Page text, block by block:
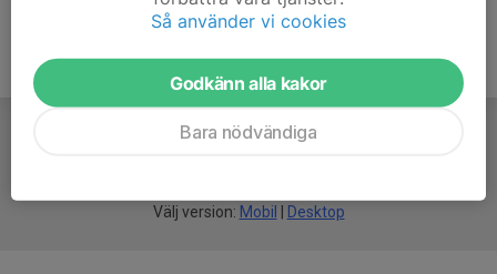
Välj version: Mobil Desktop
Så använder vi cookies
Godkänn alla kakor
Bara nödvändiga